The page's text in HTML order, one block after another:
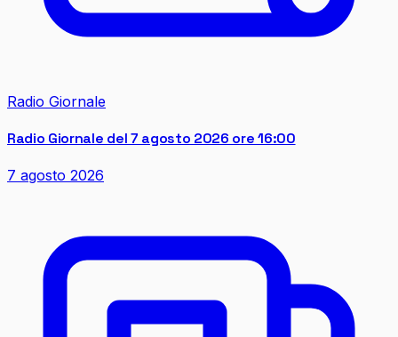
Radio Giornale
Radio Giornale del 7 agosto 2026 ore 16:00
7 agosto 2026